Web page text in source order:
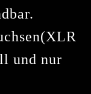
und nur